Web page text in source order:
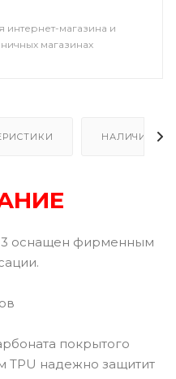
интернет-магазина и
магазинах
НАЛИЧИЕ
оснащен фирменным
покрытого
надежно защитит